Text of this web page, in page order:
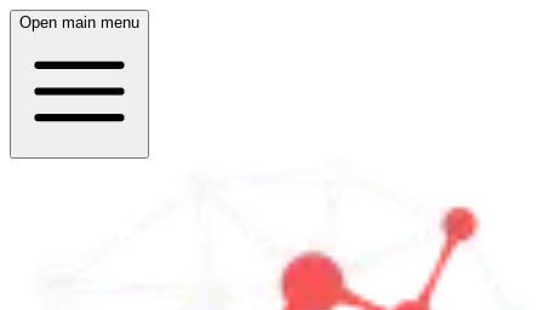
Open main menu